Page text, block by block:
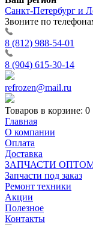
Санкт-Петербург и
Звоните по
8 (812) 988-54-01
8 (904) 615-30-14
refrozen@mail.ru
Товаров в корзине: 0
Главная
О компании
Оплата
Доставка
ЗАПЧАСТИ
Запчасти под заказ
Ремонт техники
Акции
Полезное
Контакты